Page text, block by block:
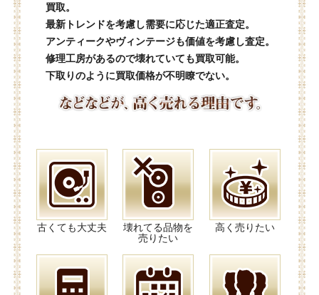
買取。
最新トレンドを考慮し需要に応じた適正査定。
アンティークやヴィンテージも価値を考慮し査定。
修理工房があるので壊れていても買取可能。
下取りのように買取価格が不明瞭でない。
古くても大丈夫
壊れてる品物を
売りたい
高く売りたい